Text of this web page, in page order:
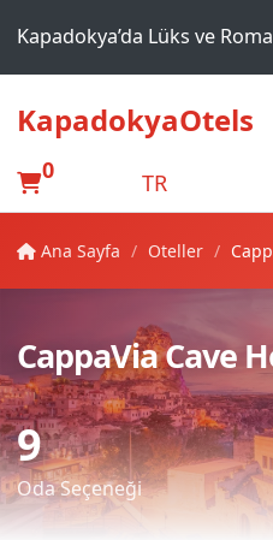
Kapadokya’da Lüks ve
KapadokyaOtels
0 TR
Ana Sayfa Oteller
CappaVia Cave
9
Oda Seçeneği